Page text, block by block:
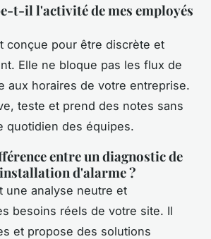
t-il l'activité de mes employés
conçue pour être discrète et
Elle ne bloque pas les flux de
aux horaires de votre entreprise.
teste et prend des notes sans
quotidien des équipes.
entre un diagnostic de
d'alarme ?
une analyse neutre et
besoins réels de votre site. Il
et propose des solutions